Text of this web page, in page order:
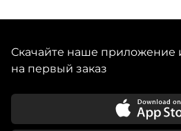
Скачайте наше приложение
на первый заказ